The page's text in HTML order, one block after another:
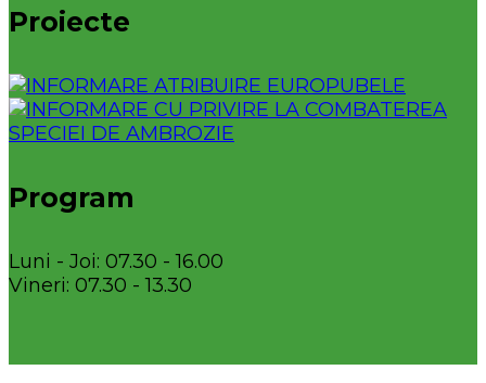
Proiecte
Program
Luni - Joi: 07.30 - 16.00
Vineri: 07.30 - 13.30